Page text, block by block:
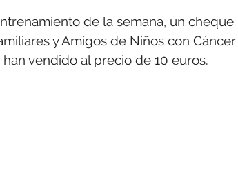
de la semana, un cheque
y Amigos de Niños con Cáncer
vendido al precio de 10 euros.